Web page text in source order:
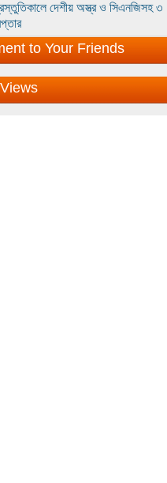
দেশীয় অস্ত্র ও সিএনজিসহ ৩
to Your Friends